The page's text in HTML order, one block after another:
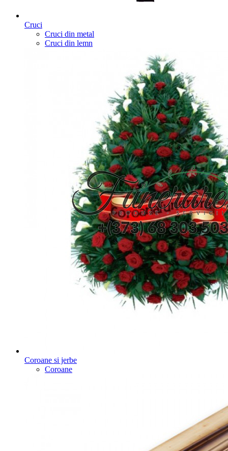
Cruci
Cruci din metal
Cruci din lemn
Coroane si jerbe
Coroane